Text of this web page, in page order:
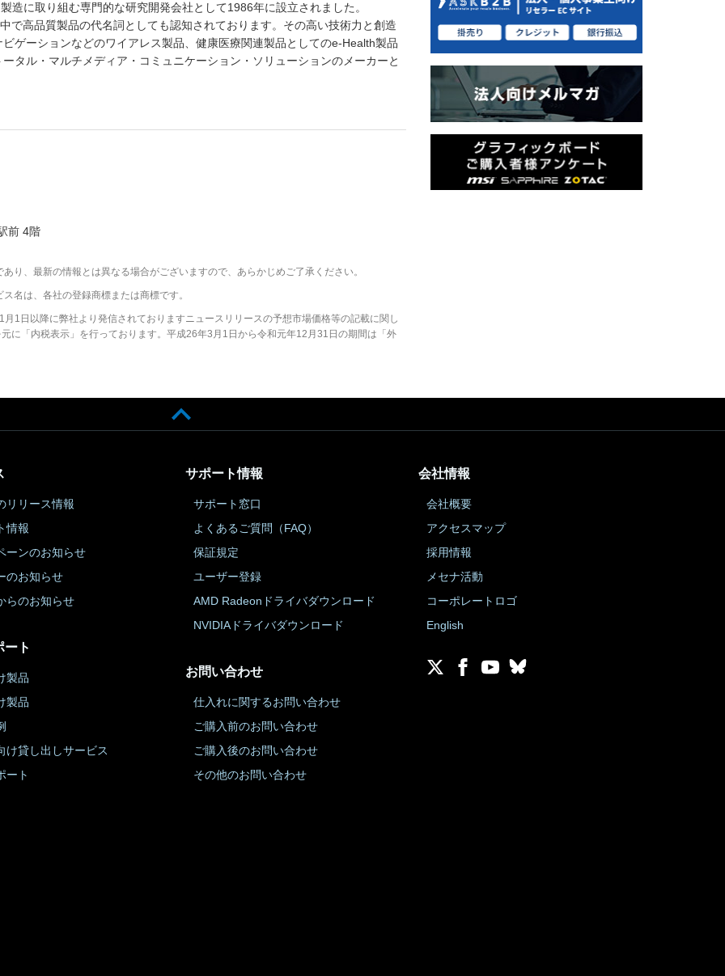
に取り組む専門的な研究開発会社として1986年に設立されました。
で高品質製品の代名詞としても認知されております。その高い技術力と創造
ゲーションなどのワイアレス製品、健康医療関連製品としてのe-Health製品
タル・マルチメディア・コミュニケーション・ソリューションのメーカーと
前 4階
り、最新の情報とは異なる場合がございますので、あらかじめご了承ください。
名は、各社の登録商標または商標です。
1日以降に弊社より発信されておりますニュースリリースの予想市場価格等の記載に関し
に「内税表示」を行っております。平成26年3月1日から令和元年12月31日の期間は「外
リリース情報
情報
ーンのお知らせ
のお知らせ
らのお知らせ
ート
製品
製品
け貸し出しサービス
ート
サポート情報
サポート窓口
よくあるご質問（FAQ）
保証規定
ユーザー登録
AMD Radeonドライバダウンロード
NVIDIAドライバダウンロード
お問い合わせ
仕入れに関するお問い合わせ
ご購入前のお問い合わせ
ご購入後のお問い合わせ
その他のお問い合わせ
会社情報
会社概要
アクセスマップ
採用情報
メセナ活動
コーポレートロゴ
English